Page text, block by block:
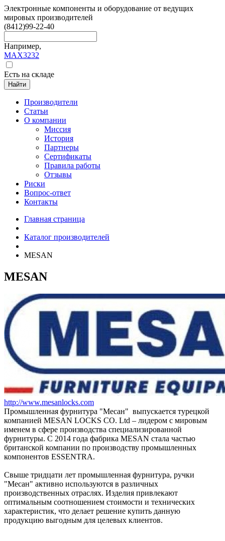
Электронные компоненты и оборудование от ведущих
мировых производителей
(8412)99-22-40
Например,
MAX3232
Есть на складе
Найти
Производители
Статьи
О компании
Миссия
История
Партнеры
Сертификаты
Правила работы
Отзывы
Риски
Вопрос-ответ
Контакты
Главная страница
Каталог производителей
MESAN
MESAN
http://www.mesanlocks.com
Промышленная фурнитура "Месан" выпускается турецкой
компанией MESAN LOCKS CO. Ltd – лидером с мировым
именем в сфере производства специализированной
фурнитуры. С 2014 года фабрика MESAN стала частью
британской компании по производству промышленных
компонентов ESSENTRA.
Свыше тридцати лет промышленная фурнитура, ручки
"Месан" активно используются в различных
производственных отраслях. Изделия привлекают
оптимальным соотношением стоимости и технических
характеристик, что делает решение купить данную
продукцию выгодным для целевых клиентов.